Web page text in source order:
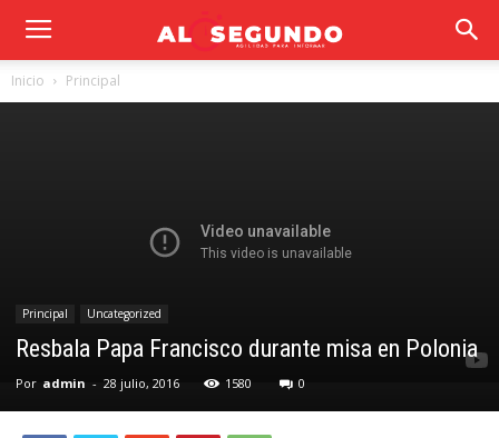
Inicio Principal
Principal Uncategorized
Resbala Papa Francisco durante misa en Polonia
Por admin - 28 julio, 2016 1580 0